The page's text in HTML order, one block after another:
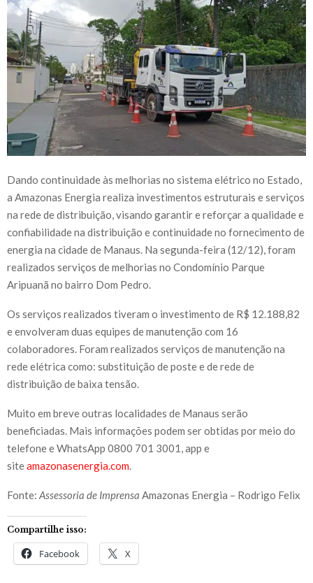
Dando continuidade às melhorias no sistema elétrico no Estado,
a Amazonas Energia realiza investimentos estruturais e serviços
na rede de distribuição, visando garantir e reforçar a qualidade e
confiabilidade na distribuição e continuidade no fornecimento de
energia na cidade de Manaus. Na segunda-feira (12/12), foram
realizados serviços de melhorias no Condomínio Parque
Aripuanã no bairro Dom Pedro.
Os serviços realizados tiveram o investimento de R$ 12.188,82
e envolveram duas equipes de manutenção com 16
colaboradores. Foram realizados serviços de manutenção na
rede elétrica como: substituição de poste e de rede de
distribuição de baixa tensão.
Muito em breve outras localidades de Manaus serão
beneficiadas. Mais informações podem ser obtidas por meio do
telefone e WhatsApp 0800 701 3001, app e
siteamazonasenergia.com.
Fonte: Assessoria de Imprensa Amazonas Energia – Rodrigo Felix
Compartilhe isso:
Facebook X